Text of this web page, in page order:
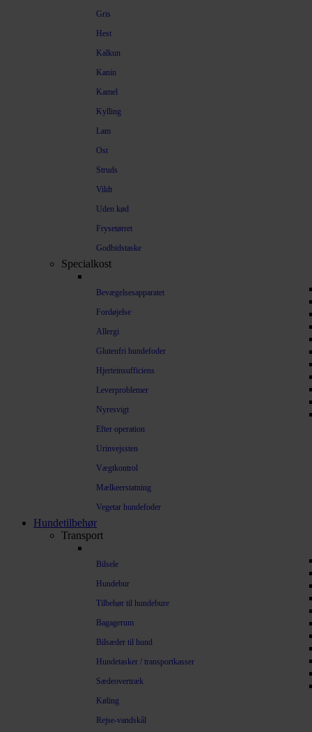
Gris
Hest
Kalkun
Kanin
Kamel
Kylling
Lam
Ost
Struds
Vildt
Uden kød
Frysetørret
Godbidstaske
Specialkost
Bevægelsesapparatet
Fordøjelse
Allergi
Glutenfri hundefoder
Hjerteinsufficiens
Leverproblemer
Nyresvigt
Efter operation
Urinvejssten
Vægtkontrol
Mælkeerstatning
Vegetar hundefoder
Hundetilbehør
Transport
Bilsele
Hundebur
Tilbehør til hundebure
Bagagerum
Bilsæder til hund
Hundetasker / transportkasser
Sædeovertræk
Køling
Rejse-vandskål